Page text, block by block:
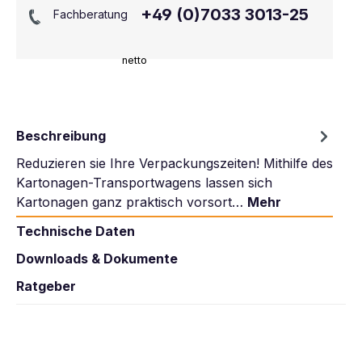
netto
Fachberatung +49 (0)7033 3013-25
Beschreibung
Reduzieren sie Ihre Verpackungszeiten! Mithilfe des
Kartonagen-Transportwagens lassen sich
Kartonagen ganz praktisch vorsort… Mehr
Technische Daten
Downloads & Dokumente
Ratgeber